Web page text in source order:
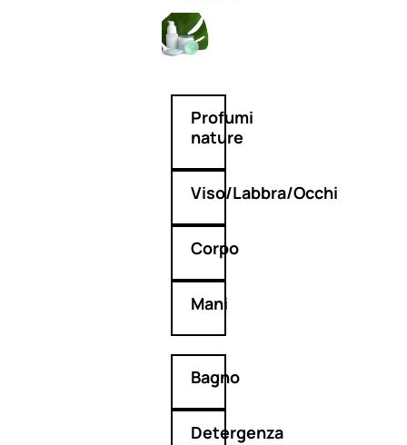
Profumi
nature
Viso/Labbra/Occhi
Corpo
Mani
Bagno
Detergenza